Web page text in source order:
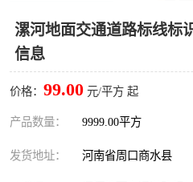
漯河地面交通道路标线标
信息
价格： 99.00 元/平方 起
产品数量： 9999.00平方
发货地址： 河南省周口商水县